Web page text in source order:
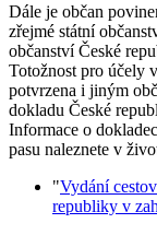
Dále je občan
zřejmé státní
občanství České
Totožnost pro účely
potvrzena i jiným
dokladu České
Informace o
pasu naleznete v
"Vydání
republiky v